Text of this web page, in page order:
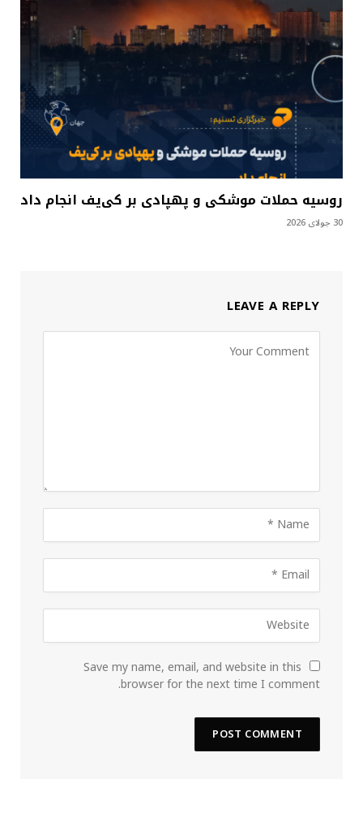
روسیه حملات موشکی و پهپادی بر کی‌یف انجام داد
30 جولای 2026
LEAVE A REPLY
Save my name, email, and website in this
browser for the next time I comment.